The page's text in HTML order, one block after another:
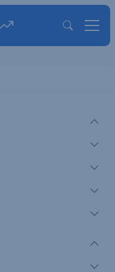
az amerikai
szezon. A